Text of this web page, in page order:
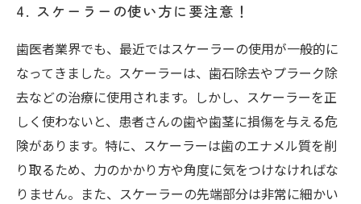
4. スケーラーの使い方に要注意！
歯医者業界でも、最近ではスケーラーの使用が一般的に
なってきました。スケーラーは、歯石除去やプラーク除
去などの治療に使用されます。しかし、スケーラーを正
しく使わないと、患者さんの歯や歯茎に損傷を与える危
険があります。特に、スケーラーは歯のエナメル質を削
り取るため、力のかかり方や角度に気をつけなければな
りません。また、スケーラーの先端部分は非常に細かい